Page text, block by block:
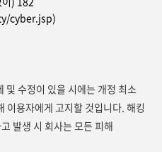
cyber.jsp)
및 수정이 있을 시에는 개정 최소
이용자에게 고지할 것입니다. 해킹
발생 시 회사는 모든 피해